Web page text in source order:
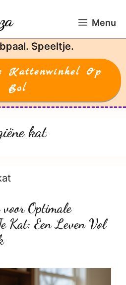
Menu
Speeltje.
Kattenwinkel Op
Bol
kat
Optimale
Kat: Een Leven Vol